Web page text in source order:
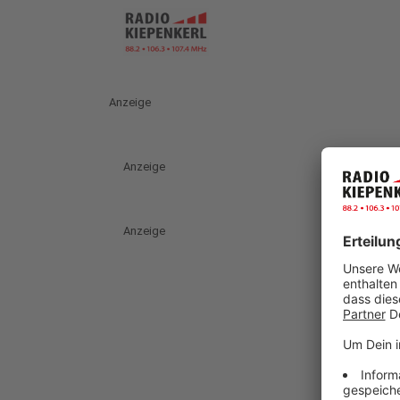
Anzeige
Anzeige
Anzeige